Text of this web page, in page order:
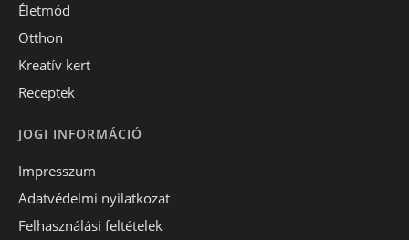
Életmód
Otthon
Kreatív kert
Receptek
JOGI INFORMÁCIÓ
Impresszum
Adatvédelmi nyilatkozat
Felhasználási feltételek